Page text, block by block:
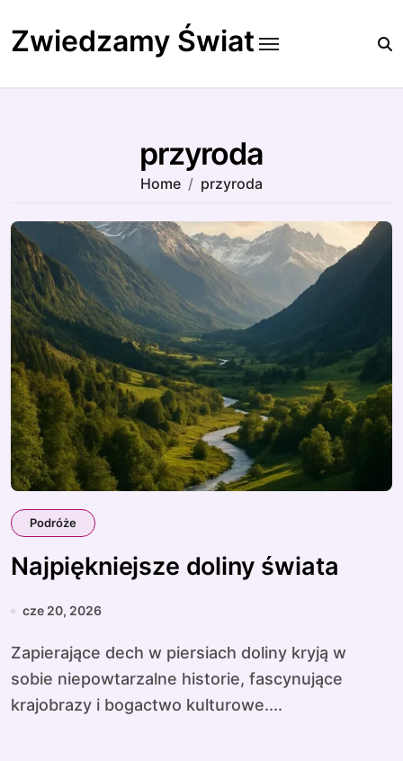
to
content
Zwiedzamy Świat
przyroda
Home przyroda
Podróże
Najpiękniejsze doliny świata
cze 20, 2026
Zapierające dech w piersiach doliny kryją w
sobie niepowtarzalne historie, fascynujące
krajobrazy i bogactwo kulturowe....